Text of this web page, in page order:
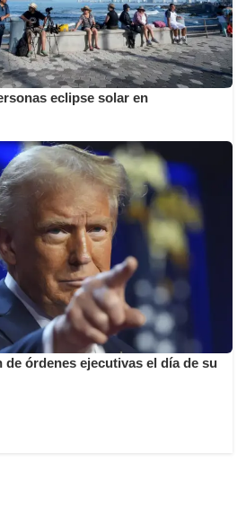
eclipse solar en
órdenes ejecutivas el día de su